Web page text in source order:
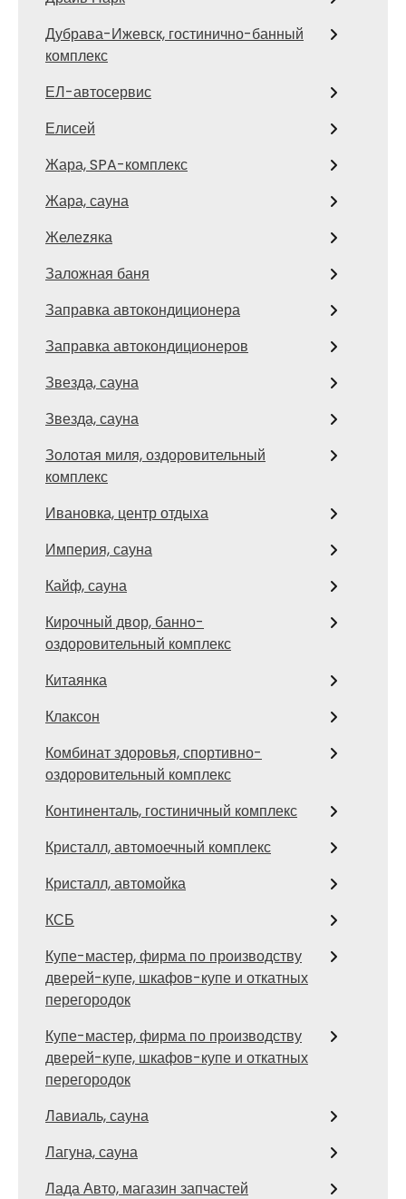
Дубрава-Ижевск, гостинично-банный
комплекс
ЕЛ-автосервис
Елисей
Жара, SPA-комплекс
Жара, сауна
Желеzяка
Заложная баня
Заправка автокондиционера
Заправка автокондиционеров
Звезда, сауна
Звезда, сауна
Золотая миля, оздоровительный
комплекс
Ивановка, центр отдыха
Империя, сауна
Кайф, сауна
Кирочный двор, банно-
оздоровительный комплекс
Китаянка
Клаксон
Комбинат здоровья, спортивно-
оздоровительный комплекс
Континенталь, гостиничный комплекс
Кристалл, автомоечный комплекс
Кристалл, автомойка
КСБ
Купе-мастер, фирма по производству
дверей-купе, шкафов-купе и откатных
перегородок
Купе-мастер, фирма по производству
дверей-купе, шкафов-купе и откатных
перегородок
Лавиаль, сауна
Лагуна, сауна
Лада Авто, магазин запчастей